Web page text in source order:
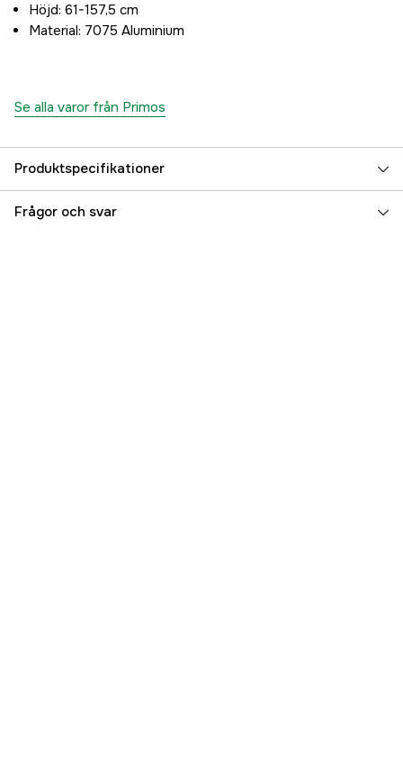
Höjd: 61-157,5 cm
Material: 7075 Aluminium
Se alla varor från Primos
Produktspecifikationer
Referensnummer 3000080702
Frågor och svar